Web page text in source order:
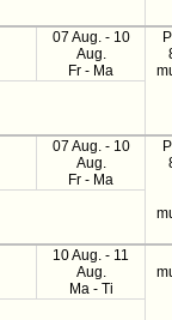
07 Aug. - 10
Aug.
Fr - Ma
07 Aug. - 10
Aug.
Fr - Ma
10 Aug. - 11
Aug.
Ma - Ti